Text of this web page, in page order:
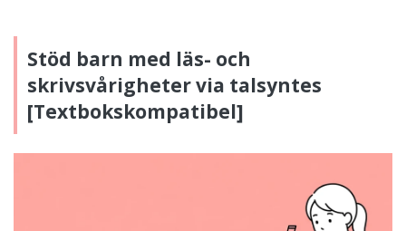
Stöd barn med läs- och
skrivsvårigheter via talsyntes
[Textbokskompatibel]